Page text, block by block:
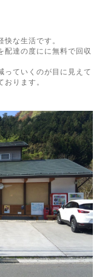
な生活です。
配達の度にに無料で回収
っていくのが目に見えて
ります。